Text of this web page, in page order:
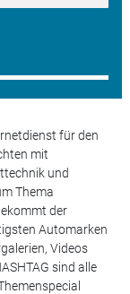
für den
mit
und
Thema
der
Automarken
Videos
sind alle